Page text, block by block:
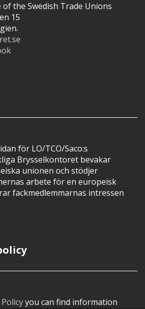
of the Swedish Trade Unions
15
för LO/TCO/Saco:s
Brysselkontoret bevakar
unionen och stödjer
arbete för en europeisk
fackmedlemmarnas intressen
you can find information